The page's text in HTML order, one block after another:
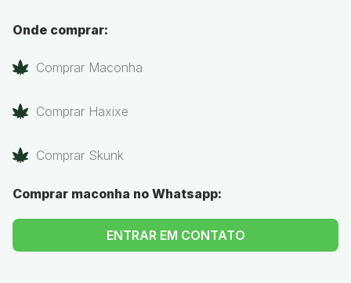
Onde comprar:
Comprar Maconha
Comprar Haxixe
Comprar Skunk
Comprar maconha no Whatsapp:
ENTRAR EM CONTATO